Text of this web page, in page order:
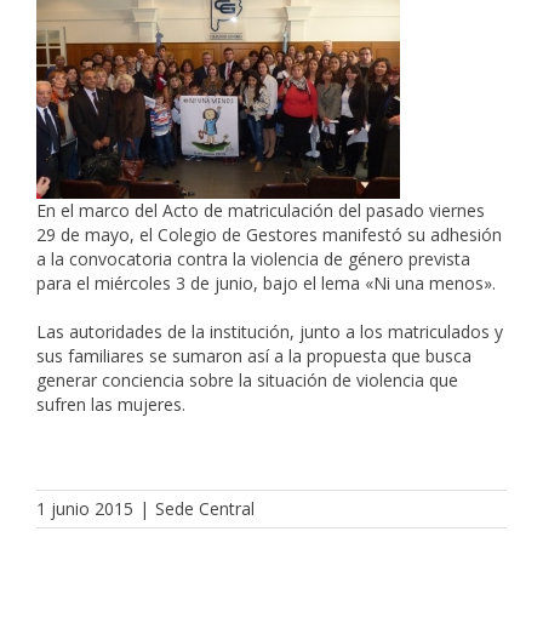
En el marco del Acto de matriculación del pasado viernes
29 de mayo, el Colegio de Gestores manifestó su adhesión
a la convocatoria contra la violencia de género prevista
para el miércoles 3 de junio, bajo el lema «Ni una menos».
Las autoridades de la institución, junto a los matriculados y
sus familiares se sumaron así a la propuesta que busca
generar conciencia sobre la situación de violencia que
sufren las mujeres.
1 junio 2015 | Sede Central